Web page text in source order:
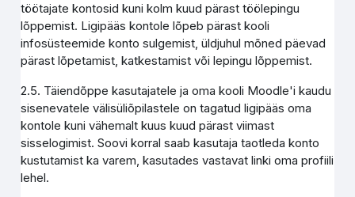
töötajate kontosid kuni kolm kuud pärast töölepingu
lõppemist. Ligipääs kontole lõpeb pärast kooli
infosüsteemide konto sulgemist, üldjuhul mõned päevad
pärast lõpetamist, katkestamist või lepingu lõppemist.
2.5. Täiendõppe kasutajatele ja oma kooli Moodle'i kaudu
sisenevatele välisüliõpilastele on tagatud ligipääs oma
kontole kuni vähemalt kuus kuud pärast viimast
sisselogimist. Soovi korral saab kasutaja taotleda konto
kustutamist ka varem, kasutades vastavat linki oma profiili
lehel.